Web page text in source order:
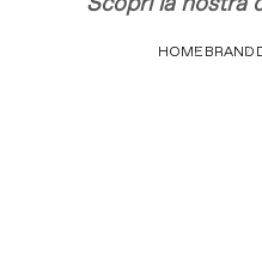
"Scopri la nostra
HOME BRAND